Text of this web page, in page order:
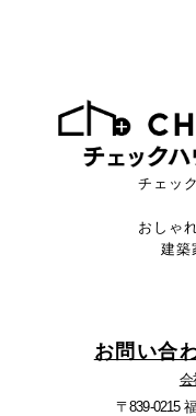
チェッ
おしゃ
建築
お問い合
会
〒839-0215